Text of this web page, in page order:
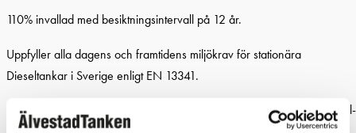
110% invallad med besiktningsintervall på 12 år.
Uppfyller alla dagens och framtidens miljökrav för stationära
Dieseltankar i Sverige enligt EN 13341.
https://www.alvestadtanken.se/butik/spilloljetankar/uppsamlingskarl-